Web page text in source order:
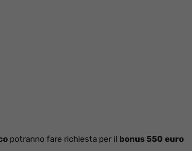
potranno fare richiesta per il bonus 550 euro